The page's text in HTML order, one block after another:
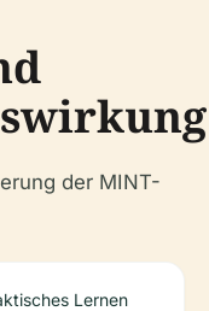
der MINT-
Lernen